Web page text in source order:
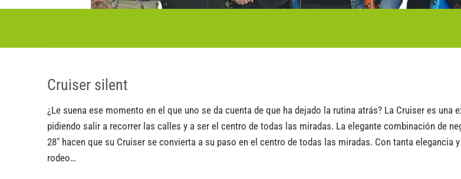
Cruiser silent
¿Le suena ese momento en el que uno se da cuenta de que ha dejado la rutina atrás? La Cruiser es
pidiendo salir a recorrer las calles y a ser el centro de todas las miradas. La elegante combinación de
28″ hacen que su Cruiser se convierta a su paso en el centro de todas las miradas. Con tanta
rodeo…